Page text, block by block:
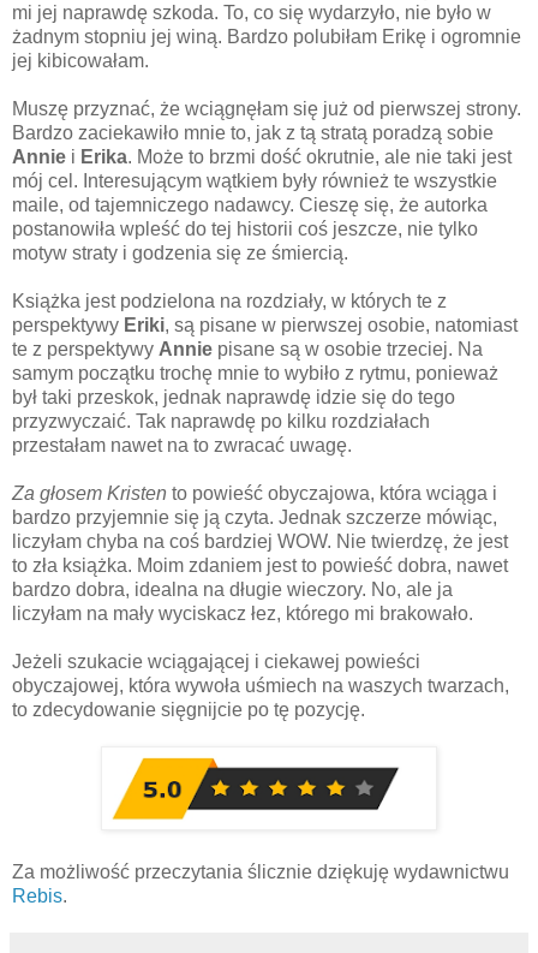
mi jej naprawdę szkoda. To, co się wydarzyło, nie było w
żadnym stopniu jej winą. Bardzo polubiłam Erikę i ogromnie
jej kibicowałam.
Muszę przyznać, że wciągnęłam się już od pierwszej strony.
Bardzo zaciekawiło mnie to, jak z tą stratą poradzą sobie
Annie i Erika. Może to brzmi dość okrutnie, ale nie taki jest
mój cel. Interesującym wątkiem były również te wszystkie
maile, od tajemniczego nadawcy. Cieszę się, że autorka
postanowiła wpleść do tej historii coś jeszcze, nie tylko
motyw straty i godzenia się ze śmiercią.
Książka jest podzielona na rozdziały, w których te z
perspektywy Eriki, są pisane w pierwszej osobie, natomiast
te z perspektywy Annie pisane są w osobie trzeciej. Na
samym początku trochę mnie to wybiło z rytmu, ponieważ
był taki przeskok, jednak naprawdę idzie się do tego
przyzwyczaić. Tak naprawdę po kilku rozdziałach
przestałam nawet na to zwracać uwagę.
Za głosem Kristen to powieść obyczajowa, która wciąga i
bardzo przyjemnie się ją czyta. Jednak szczerze mówiąc,
liczyłam chyba na coś bardziej WOW. Nie twierdzę, że jest
to zła książka. Moim zdaniem jest to powieść dobra, nawet
bardzo dobra, idealna na długie wieczory. No, ale ja
liczyłam na mały wyciskacz łez, którego mi brakowało.
Jeżeli szukacie wciągającej i ciekawej powieści
obyczajowej, która wywoła uśmiech na waszych twarzach,
to zdecydowanie sięgnijcie po tę pozycję.
Za możliwość przeczytania ślicznie dziękuję wydawnictwu
Rebis.